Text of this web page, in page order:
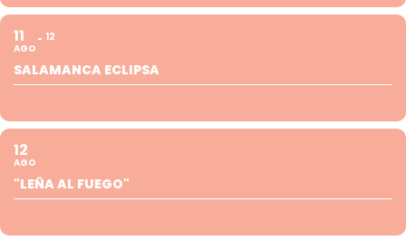
11
AGO
12
SALAMANCA ECLIPSA
12
AGO
"LEÑA AL FUEGO"